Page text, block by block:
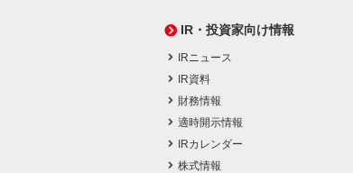
IR・投資家向け情報
IRニュース
IR資料
財務情報
適時開示情報
IRカレンダー
株式情報